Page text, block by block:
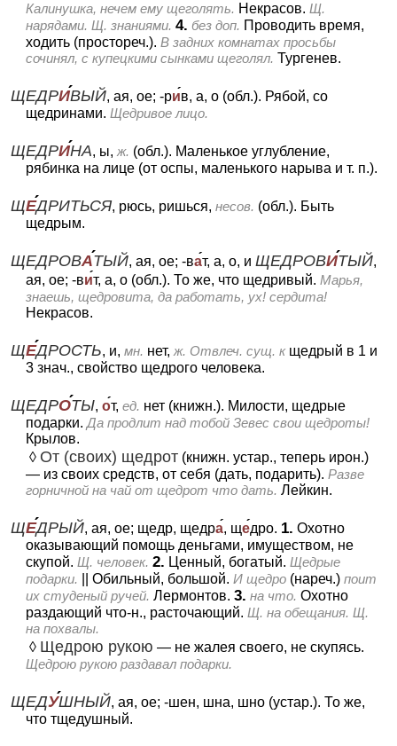
Калинушка, нечем ему щеголять. Некрасов. Щ.
нарядами. Щ. знаниями. 4. без доп. Проводить время,
ходить (простореч.). В задних комнатах просьбы
сочинял, с купецкими сынками щеголял. Тургенев.
ЩЕДРИВЫЙ, ая, ое; -рив, а, о (обл.). Рябой, со
щедринами. Щедривое лицо.
ЩЕДРИНА, ы, ж. (обл.). Маленькое углубление,
рябинка на лице (от оспы, маленького нарыва и т. п.).
ЩЕДРИТЬСЯ, рюсь, ришься, несов. (обл.). Быть
щедрым.
ЩЕДРОВАТЫЙ, ая, ое; -ват, а, о, и ЩЕДРОВИТЫЙ,
ая, ое; -вит, а, о (обл.). То же, что щедривый. Марья,
знаешь, щедровита, да работать, ух! сердита!
Некрасов.
ЩЕДРОСТЬ, и, мн. нет, ж. Отвлеч. сущ. к щедрый в 1 и
3 знач., свойство щедрого человека.
ЩЕДРОТЫ, от, ед. нет (книжн.). Милости, щедрые
подарки. Да продлит над тобой Зевес свои щедроты!
Крылов.
◊ От (своих) щедрот (книжн. устар., теперь ирон.)
— из своих средств, от себя (дать, подарить). Разве
горничной на чай от щедрот что дать. Лейкин.
ЩЕДРЫЙ, ая, ое; щедр, щедра, щедро. 1. Охотно
оказывающий помощь деньгами, имуществом, не
скупой. Щ. человек. 2. Ценный, богатый. Щедрые
подарки.
Обильный, большой. И щедро (нареч.) поит
их студеный ручей. Лермонтов. 3. на что. Охотно
раздающий что-н., расточающий. Щ. на обещания. Щ.
на похвалы.
◊ Щедрою рукою — не жалея своего, не скупясь.
Щедрою рукою раздавал подарки.
ЩЕДУШНЫЙ, ая, ое; -шен, шна, шно (устар.). То же,
что тщедушный.